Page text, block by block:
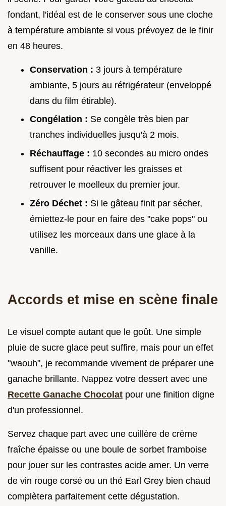
fondant, l'idéal est de le conserver sous une cloche
à température ambiante si vous prévoyez de le finir
en 48 heures.
Conservation : 3 jours à température
ambiante, 5 jours au réfrigérateur (enveloppé
dans du film étirable).
Congélation : Se congèle très bien par
tranches individuelles jusqu'à 2 mois.
Réchauffage : 10 secondes au micro ondes
suffisent pour réactiver les graisses et
retrouver le moelleux du premier jour.
Zéro Déchet : Si le gâteau finit par sécher,
émiettez-le pour en faire des "cake pops" ou
utilisez les morceaux dans une glace à la
vanille.
Accords et mise en scène finale
Le visuel compte autant que le goût. Une simple
pluie de sucre glace peut suffire, mais pour un effet
"waouh", je recommande vivement de préparer une
ganache brillante. Nappez votre dessert avec une
Recette Ganache Chocolat pour une finition digne
d'un professionnel.
Servez chaque part avec une cuillère de crème
fraîche épaisse ou une boule de sorbet framboise
pour jouer sur les contrastes acide amer. Un verre
de vin rouge corsé ou un thé Earl Grey bien chaud
complètera parfaitement cette dégustation.